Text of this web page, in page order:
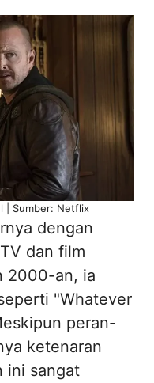
| Sumber: Netflix
dengan
dan film
2000-an, ia
"Whatever
peran-
ketenaran
ini sangat